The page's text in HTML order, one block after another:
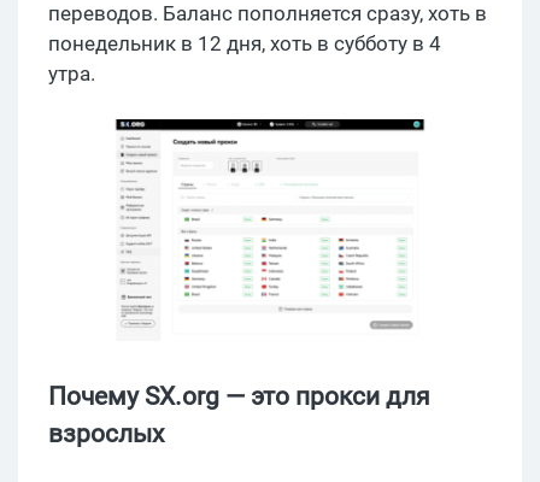
переводов. Баланс пополняется сразу, хоть в
понедельник в 12 дня, хоть в субботу в 4
утра.
Почему SX.org — это прокси для
взрослых